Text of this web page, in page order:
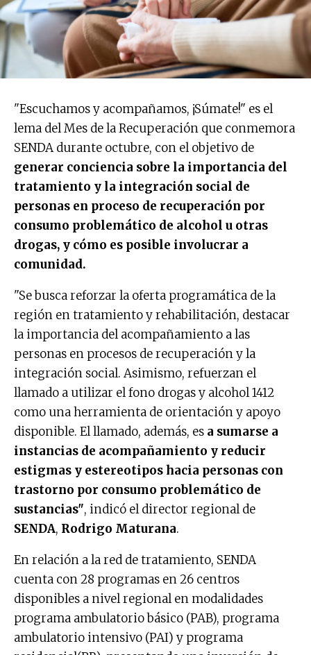
"Escuchamos y acompañamos, ¡Súmate!" es el
lema del Mes de la Recuperación que conmemora
SENDA durante octubre, con el objetivo de
generar conciencia sobre la importancia del
tratamiento y la integración social de
personas en proceso de recuperación por
consumo problemático de alcohol u otras
drogas, y cómo es posible involucrar a
comunidad.
"Se busca reforzar la oferta programática de la
región en tratamiento y rehabilitación, destacar
la importancia del acompañamiento a las
personas en procesos de recuperación y la
integración social. Asimismo, refuerzan el
llamado a utilizar el fono drogas y alcohol 1412
como una herramienta de orientación y apoyo
disponible. El llamado, además, es a sumarse a
instancias de acompañamiento y reducir
estigmas y estereotipos hacia personas con
trastorno por consumo problemático de
sustancias", indicó el director regional de
SENDA, Rodrigo Maturana.
En relación a la red de tratamiento, SENDA
cuenta con 28 programas en 26 centros
disponibles a nivel regional en modalidades
programa ambulatorio básico (PAB), programa
ambulatorio intensivo (PAI) y programa